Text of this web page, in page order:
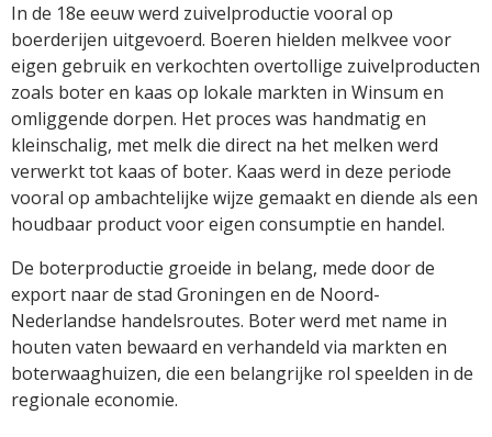
In de 18e eeuw werd zuivelproductie vooral op
boerderijen uitgevoerd. Boeren hielden melkvee voor
eigen gebruik en verkochten overtollige zuivelproducten
zoals boter en kaas op lokale markten in Winsum en
omliggende dorpen. Het proces was handmatig en
kleinschalig, met melk die direct na het melken werd
verwerkt tot kaas of boter. Kaas werd in deze periode
vooral op ambachtelijke wijze gemaakt en diende als een
houdbaar product voor eigen consumptie en handel.
De boterproductie groeide in belang, mede door de
export naar de stad Groningen en de Noord-
Nederlandse handelsroutes. Boter werd met name in
houten vaten bewaard en verhandeld via markten en
boterwaaghuizen, die een belangrijke rol speelden in de
regionale economie.